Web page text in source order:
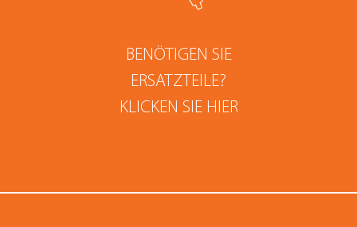
BENÖTIGEN SIE
ERSATZTEILE?
KLICKEN SIE HIER